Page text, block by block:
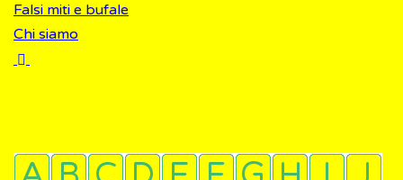
Falsi miti e bufale
Chi siamo